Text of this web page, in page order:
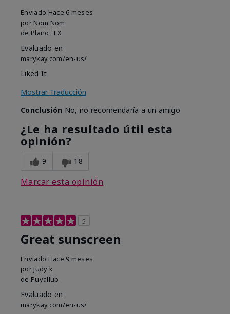
Enviado Hace 6 meses
por Nom Nom
de Plano, TX
Evaluado en
marykay.com/en-us/
Liked It
Mostrar Traducción
Conclusión No, no recomendaría a un amigo
¿Le ha resultado útil esta
opinión?
9 18
Marcar esta opinión
5
Great sunscreen
Enviado Hace 9 meses
por Judy k
de Puyallup
Evaluado en
marykay.com/en-us/